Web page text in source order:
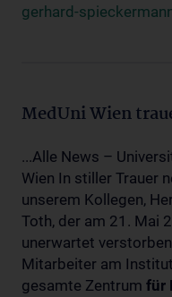
gerhard-
MedUni Wien
...Alle News –
Wien In stiller Trauer
unserem Kollegen,
Toth, der am 21. Mai
unerwartet
Mitarbeiter am Institut
gesamte Zentrum für